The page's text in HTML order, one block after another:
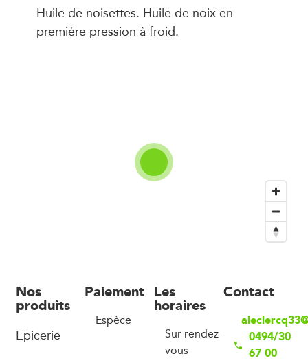
Huile de noisettes. Huile de noix en
première pression à froid.
Nos
produits
Epicerie
Paiement
Espèce
Les
horaires
Sur rendez-
vous
Contact
0494/30
67 00